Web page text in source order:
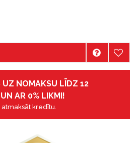
UZ NOMAKSU LĪDZ 12
AR 0% LIKMI!
kredītu.